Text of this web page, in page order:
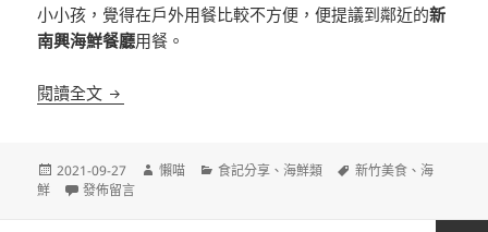
小小孩，覺得在戶外用餐比較不方便，便提議到鄰近的新
南興海鮮餐廳用餐。
閱讀全文 [新竹]新南興海鮮餐廳 鄰近南寮漁港 海鮮餐廳老店
發
佈
2021-09-27
作
懶喵
分
食記分享 、海鮮類
標
新竹美食 、海
鮮
在〈[新竹]新南興海鮮餐廳 鄰近南寮漁港 海鮮餐廳老店〉
發佈留言